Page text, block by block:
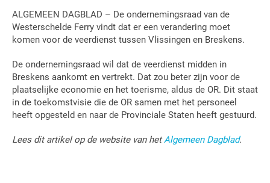
ALGEMEEN DAGBLAD – De ondernemingsraad van de
Westerschelde Ferry vindt dat er een verandering moet
komen voor de veerdienst tussen Vlissingen en Breskens.
De ondernemingsraad wil dat de veerdienst midden in
Breskens aankomt en vertrekt. Dat zou beter zijn voor de
plaatselijke economie en het toerisme, aldus de OR. Dit staat
in de toekomstvisie die de OR samen met het personeel
heeft opgesteld en naar de Provinciale Staten heeft gestuurd.
Lees dit artikel op de website van hetAlgemeen Dagblad.